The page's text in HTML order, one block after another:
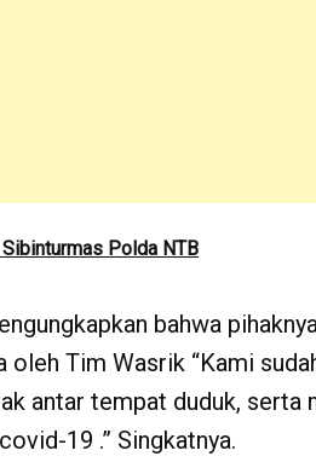
Sibinturmas Polda NTB
bahwa
Tim Wasrik “Kami
antar tempat duduk, serta
19 .” Singkatnya.